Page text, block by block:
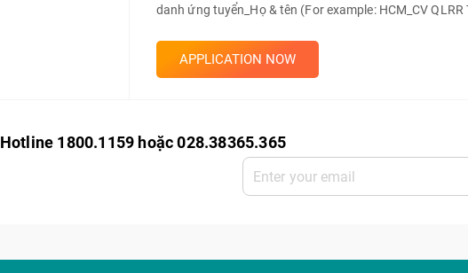
danh ứng tuyển_Họ & tên (For example: HCM_CV QLRR
APPLICATION NOW
Hotline 1800.1159 hoặc 028.38365.365